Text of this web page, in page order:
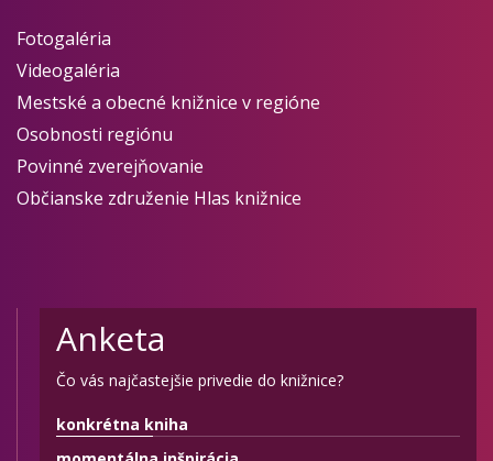
Fotogaléria
Videogaléria
Mestské a obecné knižnice v regióne
Osobnosti regiónu
Povinné zverejňovanie
Občianske združenie Hlas knižnice
Anketa
Čo vás najčastejšie privedie do knižnice?
konkrétna kniha